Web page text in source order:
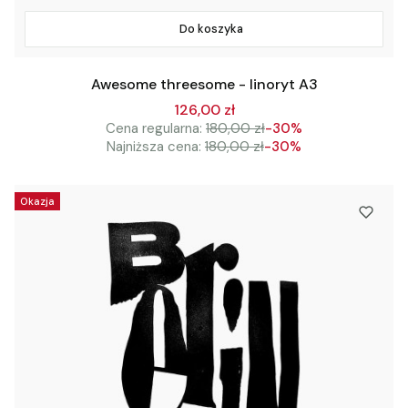
Do koszyka
Awesome threesome - linoryt A3
126,00 zł
Cena regularna: 180,00 zł-30%
Najniższa cena: 180,00 zł-30%
Okazja